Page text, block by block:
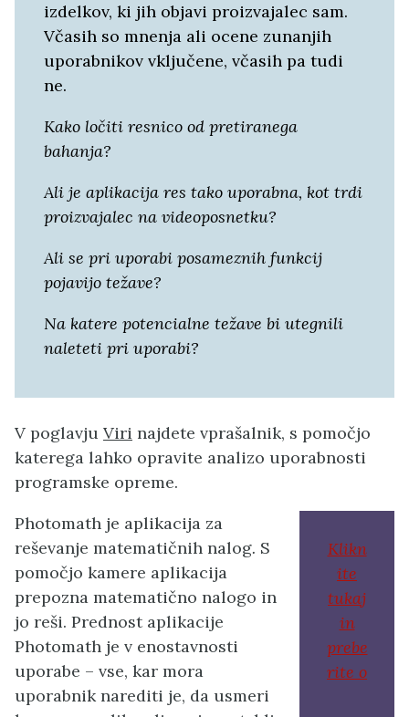
izdelkov, ki jih objavi proizvajalec sam.
Včasih so mnenja ali ocene zunanjih
uporabnikov vključene, včasih pa tudi
ne.
Kako ločiti resnico od pretiranega
bahanja?
Ali je aplikacija res tako uporabna, kot trdi
proizvajalec na videoposnetku?
Ali se pri uporabi posameznih funkcij
pojavijo težave?
Na katere potencialne težave bi utegnili
naleteti pri uporabi?
V poglavju Viri najdete vprašalnik, s pomočjo
katerega lahko opravite analizo uporabnosti
programske opreme.
Klikn
ite
tukaj
in
prebe
rite o
Photomath je aplikacija za
reševanje matematičnih nalog. S
pomočjo kamere aplikacija
prepozna matematično nalogo in
jo reši. Prednost aplikacije
Photomath je v enostavnosti
uporabe – vse, kar mora
uporabnik narediti je, da usmeri